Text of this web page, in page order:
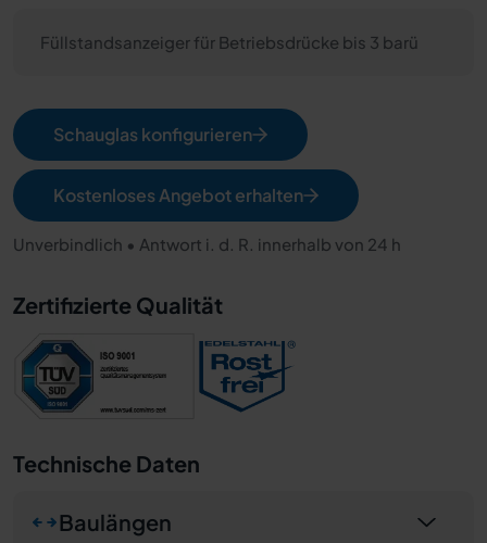
Füllstandsanzeiger für Betriebsdrücke bis 3 barü
Schauglas konfigurieren
Kostenloses Angebot erhalten
Unverbindlich • Antwort i. d. R. innerhalb von 24 h
Zertifizierte Qualität
Technische Daten
Baulängen